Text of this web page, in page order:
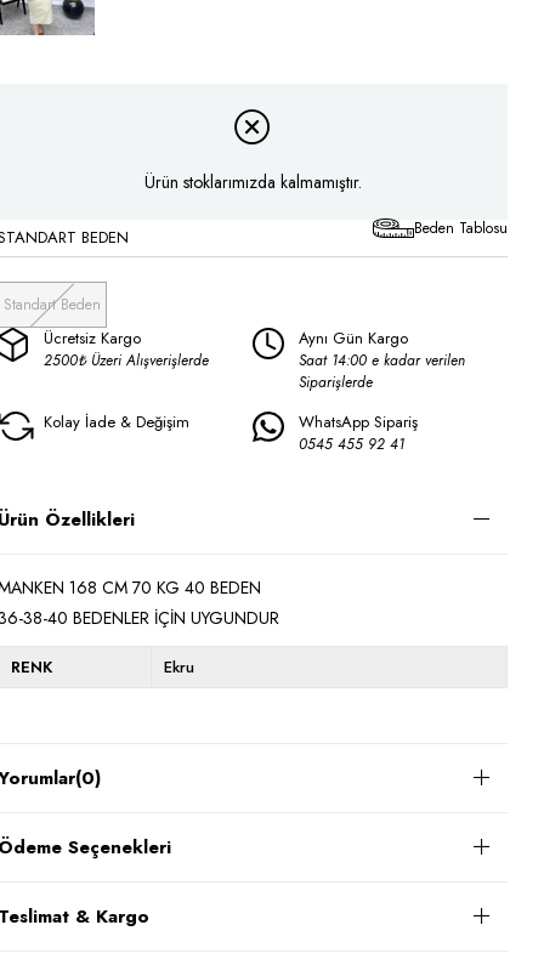
Ürün stoklarımızda kalmamıştır.
BEDEN
Standart Beden
Beden Tablosu
Ücretsiz Kargo
2500₺ Üzeri Alışverişlerde
Aynı Gün Kargo
Saat 14:00 e kadar verilen
Siparişlerde
Kolay İade & Değişim WhatsApp Sipariş
0545 455 92 41
Ürün Özellikleri
168 CM 70 KG 40 BEDEN
38-40 BEDENLER İÇİN UYGUNDUR
RENK Ekru
(0)
Ödeme Seçenekleri
Teslimat & Kargo